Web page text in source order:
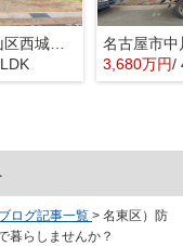
名古屋市守山区西城１丁目3-21『仲介料無料』新築戸建て
3,680万円/
ブログ記事一覧 > 名東区）防
暮らしませんか？